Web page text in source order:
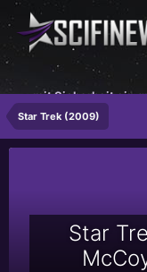
...mit Sicherheit ein
Star Trek (2009)
Star